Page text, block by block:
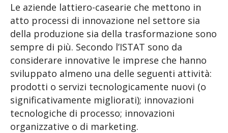
Le aziende lattiero-casearie che mettono in
atto processi di innovazione nel settore sia
della produzione sia della trasformazione sono
sempre di più. Secondo l’ISTAT sono da
considerare innovative le imprese che hanno
sviluppato almeno una delle seguenti attività:
prodotti o servizi tecnologicamente nuovi (o
significativamente migliorati); innovazioni
tecnologiche di processo; innovazioni
organizzative o di marketing.